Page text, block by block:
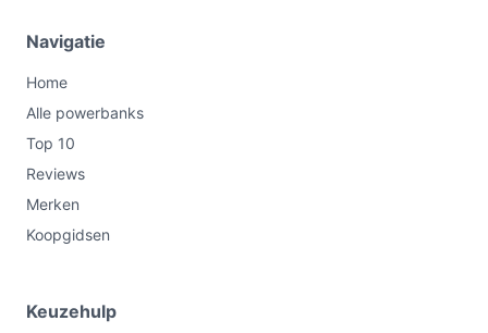
Navigatie
Home
Alle powerbanks
Top 10
Reviews
Merken
Koopgidsen
Keuzehulp